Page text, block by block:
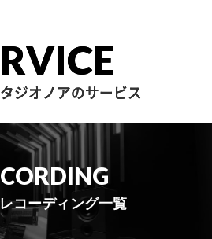
ジオノアのサービス
コーディング一覧